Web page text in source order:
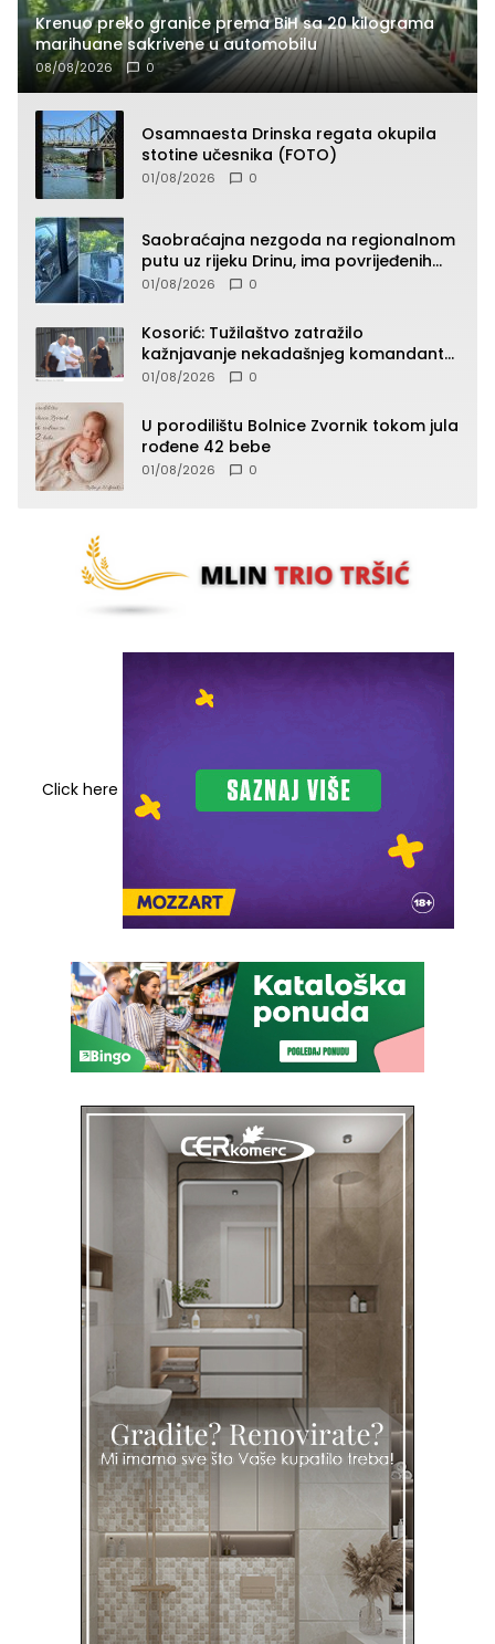
Krenuo preko granice prema BiH sa 20 kilograma
marihuane sakrivene u automobilu
08/08/2026 0
Osamnaesta Drinska regata okupila
stotine učesnika (FOTO)
01/08/2026 0
Saobraćajna nezgoda na regionalnom
putu uz rijeku Drinu, ima povrijeđenih
lica (FOTO)
01/08/2026 0
Kosorić: Tužilaštvo zatražilo
kažnjavanje nekadašnjeg komandanta
Vlaseničke brigade
01/08/2026 0
U porodilištu Bolnice Zvornik tokom jula
rođene 42 bebe
01/08/2026 0
Click here